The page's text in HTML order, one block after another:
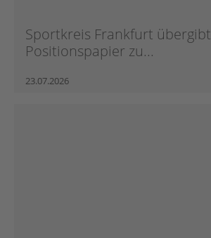
Sportkreis Frankfurt übergibt
Positionspapier zu...
23.07.2026